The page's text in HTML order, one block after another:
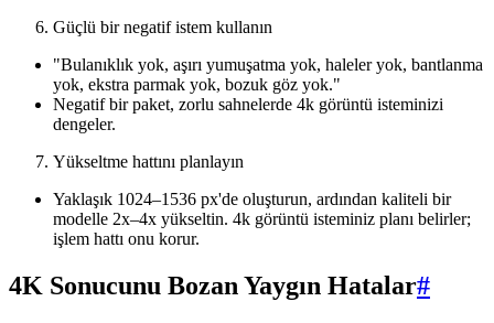
Güçlü bir negatif istem kullanın
"Bulanıklık yok, aşırı yumuşatma yok, haleler yok, bantlanma
yok, ekstra parmak yok, bozuk göz yok."
Negatif bir paket, zorlu sahnelerde 4k görüntü isteminizi
dengeler.
Yükseltme hattını planlayın
Yaklaşık 1024–1536 px'de oluşturun, ardından kaliteli bir
modelle 2x–4x yükseltin. 4k görüntü isteminiz planı belirler;
işlem hattı onu korur.
4K Sonucunu Bozan Yaygın Hatalar#